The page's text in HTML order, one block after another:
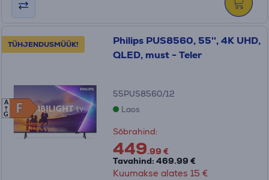
TÜHJENDUSMÜÜK!
F
F
A
G
Philips PUS8560, 55'', 4K UHD,
QLED, must - Teler
55PUS8560/12
Laos
Sõbrahind:
449.99 €
Tavahind: 469.99 €
Kuumakse alates 15 €